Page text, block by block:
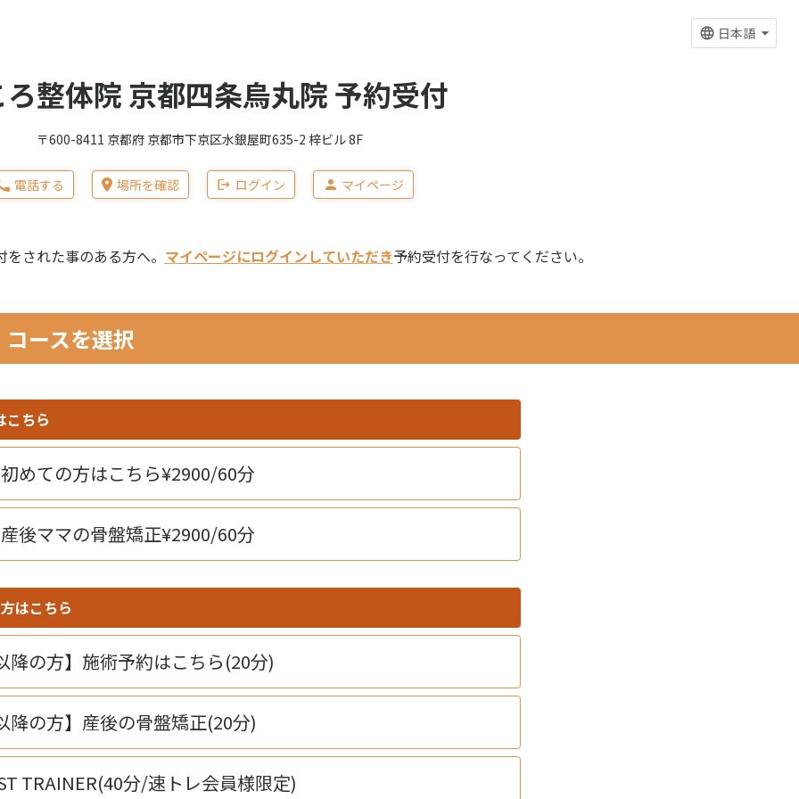
日本語
整体院 京都四条烏丸院 予約受付
〒600-8411 京都府 京都市下京区水銀屋町635-2 梓ビル 8F
電話する 場所を確認 ログイン マイページ
された事のある方へ。 マイページにログインしていただき予約受付を行なってください。
コースを選択
こちら
めての方はこちら¥2900/60分
後ママの骨盤矯正¥2900/60分
はこちら
降の方】施術予約はこちら(20分)
降の方】産後の骨盤矯正(20分)
TRAINER(40分/速トレ会員様限定)